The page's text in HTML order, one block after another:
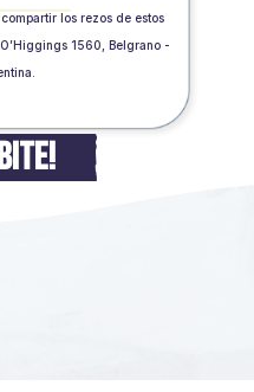
los rezos de estos
1560, Belgrano -